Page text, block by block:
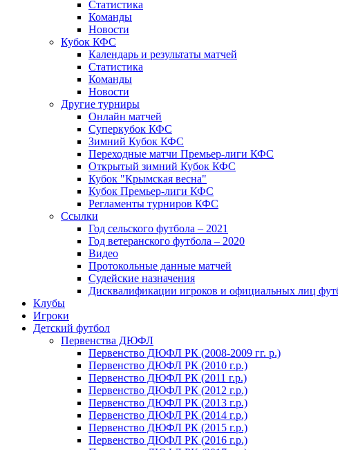
Статистика
Команды
Новости
Кубок КФС
Календарь и результаты матчей
Статистика
Команды
Новости
Другие турниры
Онлайн матчей
Суперкубок КФС
Зимний Кубок КФС
Переходные матчи Премьер-лиги КФС
Открытый зимний Кубок КФС
Кубок "Крымская весна"
Кубок Премьер-лиги КФС
Регламенты турниров КФС
Ссылки
Год сельского футбола – 2021
Год ветеранского футбола – 2020
Видео
Протокольные данные матчей
Судейские назначения
Дисквалификации игроков и официальных лиц
Клубы
Игроки
Детский футбол
Первенства ДЮФЛ
Первенство ДЮФЛ РК (2008-2009 гг. р.)
Первенство ДЮФЛ РК (2010 г.р.)
Первенство ДЮФЛ РК (2011 г.р.)
Первенство ДЮФЛ РК (2012 г.р.)
Первенство ДЮФЛ РК (2013 г.р.)
Первенство ДЮФЛ РК (2014 г.р.)
Первенство ДЮФЛ РК (2015 г.р.)
Первенство ДЮФЛ РК (2016 г.р.)